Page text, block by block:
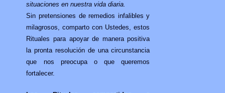
situaciones en nuestra vida diaria.
Sin pretensiones de remedios infalibles y
milagrosos, comparto con Ustedes, estos
Rituales para apoyar de manera positiva
la pronta resolución de una circunstancia
que nos preocupa o que queremos
fortalecer.